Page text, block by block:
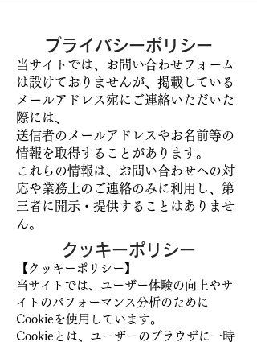
プライバシーポリシー
当サイトでは、お問い合わせフォーム
は設けておりませんが、掲載している
メールアドレス宛にご連絡いただいた
際には、
送信者のメールアドレスやお名前等の
情報を取得することがあります。
これらの情報は、お問い合わせへの対
応や業務上のご連絡のみに利用し、第
三者に開示・提供することはありませ
ん。
クッキーポリシー
【クッキーポリシー】
当サイトでは、ユーザー体験の向上やサ
イトのパフォーマンス分析のために
Cookieを使用しています。
Cookieとは、ユーザーのブラウザに一時